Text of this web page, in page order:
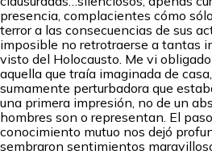
presencia, complacientes cómo
terror a las consecuencias de sus
imposible no retrotraerse a tantas
visto del Holocausto. Me vi
aquella que traía imaginada de
sumamente perturbadora que
una primera impresión, no de un
hombres son o representan. El
conocimiento mutuo nos dejó
sembraron sentimientos